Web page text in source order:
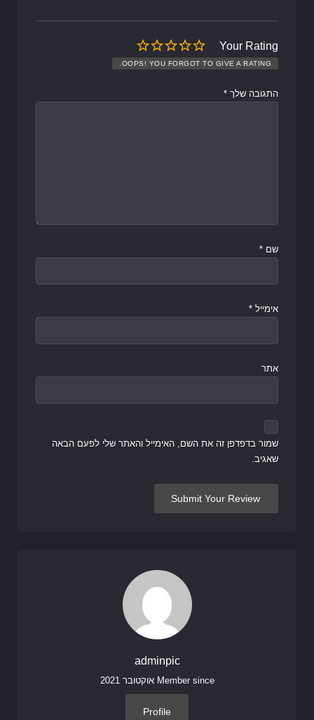
Your Rating
OOPS! YOU FORGOT TO GIVE A RATING.
התגובה שלך *
שם *
אימייל *
אתר
שמור בדפדפן זה את השם, האימייל והאתר שלי לפעם הבאה
שאגיב.
adminpic
Member since אוקטובר 2021
Profile